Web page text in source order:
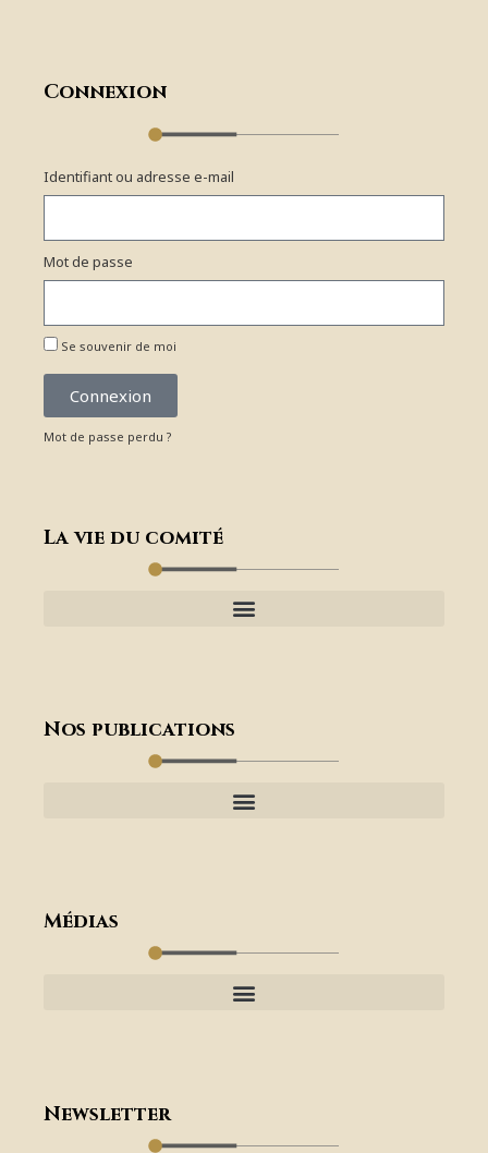
Connexion
Identifiant ou adresse e-mail
Mot de passe
Se souvenir de moi
Connexion
Mot de passe perdu ?
La vie du comité
Nos publications
Médias
Newsletter